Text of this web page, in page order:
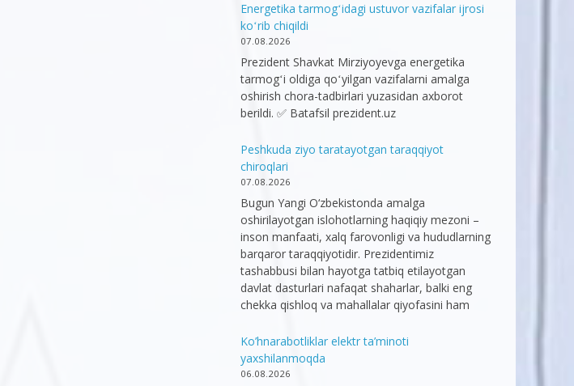
Energetika tarmogʻidagi ustuvor vazifalar ijrosi
koʻrib chiqildi
07.08.2026
Prezident Shavkat Mirziyoyevga energetika
tarmogʻi oldiga qoʻyilgan vazifalarni amalga
oshirish chora-tadbirlari yuzasidan axborot
berildi. ✅ Batafsil prezident.uz
Peshkuda ziyo taratayotgan taraqqiyot
chiroqlari
07.08.2026
Bugun Yangi O‘zbekistonda amalga
oshirilayotgan islohotlarning haqiqiy mezoni –
inson manfaati, xalq farovonligi va hududlarning
barqaror taraqqiyotidir. Prezidentimiz
tashabbusi bilan hayotga tatbiq etilayotgan
davlat dasturlari nafaqat shaharlar, balki eng
chekka qishloq va mahallalar qiyofasini ham
Ko’hnarabotliklar elektr ta’minoti
yaxshilanmoqda
06.08.2026